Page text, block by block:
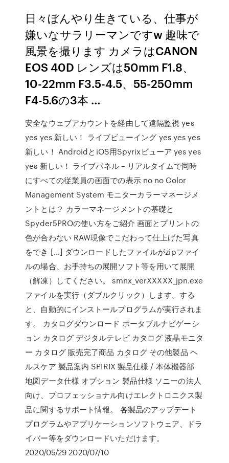
日々ぼんやり生きている、仕事が
嫌いなサラリーマンですw 趣味で
風景を撮ります カメラはCANON
EOS 40D レンズは50mm F1.8、
10-22mm F3.5-4.5、55-250mm
F4-5.6の3本 …
安全なウェブアカウントを経由して遠隔監視 yes
yes yes 新しい！ ライブビューイング yes yes yes
新しい！ AndroidとiOS用Spyrixビューア yes yes
yes 新しい！ ライブパネル – リアルタイムで同時
にすべての従業員の画面での表示 no no Color
Management System モニターカラーマネージメ
ントとは？ カラーマネージメントの基礎と
Spyder5PROの使い方をご紹介 画面とプリントの
色が合わない RAW現像でこだわって仕上げた写真
をでき […] ダウンロードしたファイルがzipファイ
ルの場合、お手持ちの展開ソフト等を用いて展開
（解凍）してください。 smnx_verXXXXX_jpn.exe
ファイルを実行（ダブルクリック）します。する
と、自動的にインストールプログラムが実行されま
す。 カタログダウンロード ポータブルナビゲーシ
ョン カタログ デジタルテレビ カタログ 液晶モニタ
ー カタログ 販売完了商品 カタログ その他製品 ヘ
ルスケア 製品案内 SPIRIX 製品仕様 / 本体機器部
地図データ仕様 オプション 製品仕様 ソニーの法人
向け、プロフェッショナル向けエレクトロニクス製
品に関するサポート情報。 各製品のアップデート
プログラムやアプリケーションソフトウェア、ドラ
イバー等をダウンロードいただけます。
2020/05/29 2020/07/10